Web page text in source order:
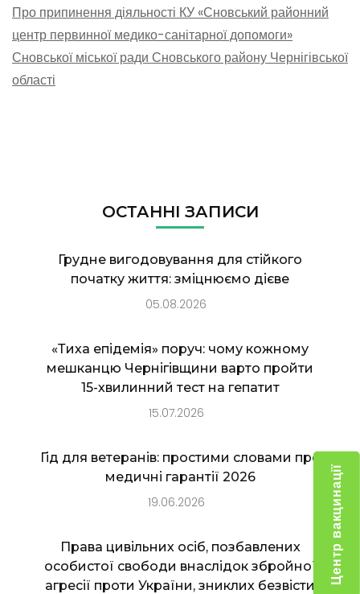
Про припинення діяльності КУ «Сновський районний
центр первинної медико-санітарної допомоги»
Сновської міської ради Сновського району Чернігівської
області
ОСТАННІ ЗАПИСИ
Грудне вигодовування для стійкого
початку життя: зміцнюємо дієве
05.08.2026
«Тиха епідемія» поруч: чому кожному
мешканцю Чернігівщини варто пройти
15-хвилинний тест на гепатит
15.07.2026
Гід для ветеранів: простими словами про
медичні гарантії 2026
19.06.2026
Права цивільних осіб, позбавлених
особистої свободи внаслідок збройної
агресії проти України, зниклих безвісти
Центр вакцинації